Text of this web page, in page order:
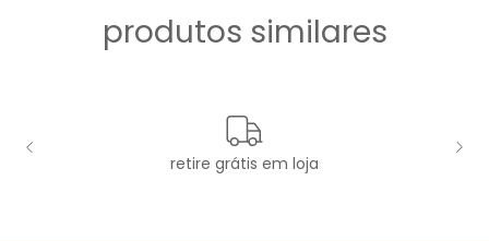
produtos similares
retire grátis em loja